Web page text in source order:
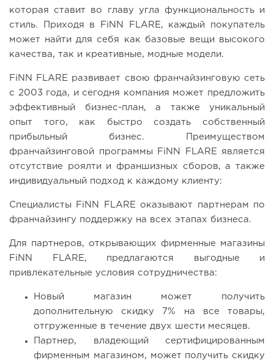
которая ставит во главу угла функциональность и
стиль. Приходя в FiNN FLARE, каждый покупатель
может найти для себя как базовые вещи высокого
качества, так и креативные, модные модели.
FiNN FLARE развивает свою франчайзинговую сеть
с 2003 года, и сегодня компания может предложить
эффективный бизнес-план, а также уникальный
опыт того, как быстро создать собственный
прибыльный бизнес. Преимуществом
франчайзинговой программы FiNN FLARE является
отсутствие роялти и франшизных сборов, а также
индивидуальный подход к каждому клиенту:
Специалисты FiNN FLARE оказывают партнерам по
франчайзингу поддержку на всех этапах бизнеса.
Для партнеров, открывающих фирменные магазины
FiNN FLARE, предлагаются выгодные и
привлекательные условия сотрудничества:
Новый магазин может получить
дополнительную скидку 7% на все товары,
отгруженные в течение двух шести месяцев.
Партнер, владеющий сертифицированным
фирменным магазином, может получить скидку